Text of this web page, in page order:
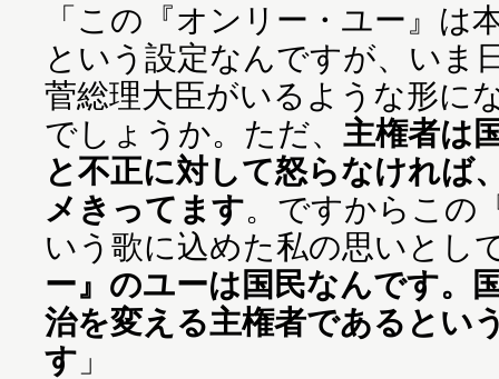
「この『オンリー・ユー』は
という設定なんですが、いま
菅総理大臣がいるような形に
でしょうか。ただ、 主権者は
と不正に対して怒らなければ
メきってます。ですからこの
いう歌に込めた私の思いとし
ー』のユーは国民なんです。
治を変える主権者であるとい
す 」